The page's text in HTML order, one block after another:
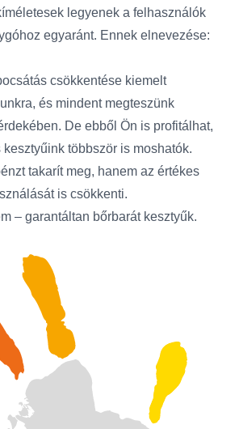
legyenek a felhasználók
egyaránt. Ennek elnevezése:
csökkentése kiemelt
és mindent megteszünk
De ebből Ön is profitálhat,
többször is moshatók.
takarít meg, hanem az értékes
is csökkenti.
– garantáltan bőrbarát kesztyűk.